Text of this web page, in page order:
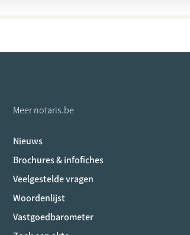
Meer notaris.be
Nieuws
Brochures & infofiches
Veelgestelde vragen
Woordenlijst
Vastgoedbarometer